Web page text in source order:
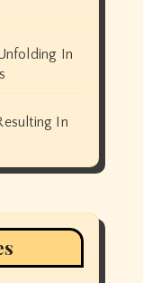
In
In